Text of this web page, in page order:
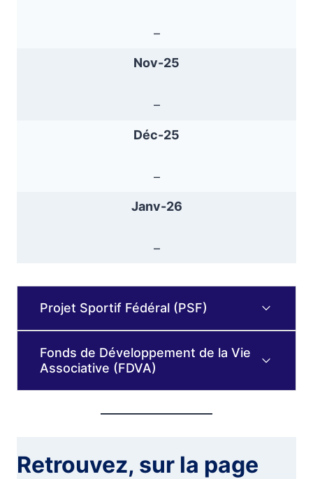
–
Nov-25
–
Déc-25
–
Janv-26
–
Projet Sportif Fédéral (PSF)
Fonds de Développement de la Vie
Associative (FDVA)
Retrouvez, sur la page